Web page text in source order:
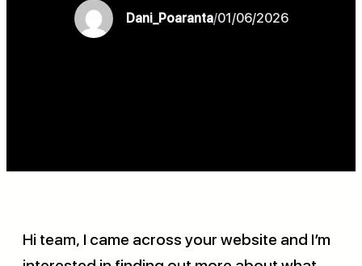
Dani_Poaranta/01/06/2026
Hi team, I came across your website and I’m